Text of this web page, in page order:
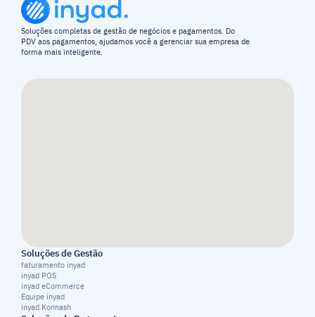
Soluções completas de gestão de negócios e pagamentos. Do
PDV aos pagamentos, ajudamos você a gerenciar sua empresa de
forma mais inteligente.
Soluções de Gestão
faturamento inyad
inyad POS
inyad eCommerce
Equipe inyad
inyad Konnash